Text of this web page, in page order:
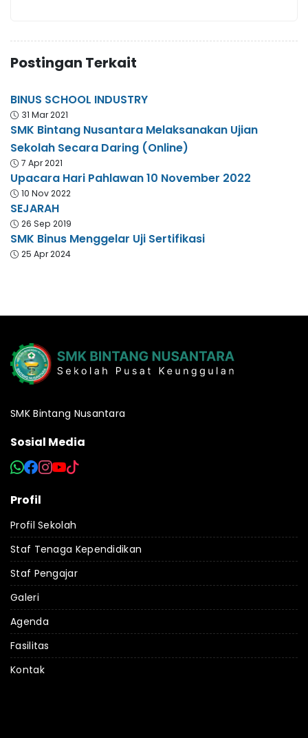
Postingan Terkait
BINUS SCHOOL INDUSTRY
31 Mar 2021
SMK Bintang Nusantara Melaksanakan Ujian
Sekolah Secara Daring (Online)
7 Apr 2021
Upacara Hari Pahlawan 10 November 2022
10 Nov 2022
SEJARAH
26 Sep 2019
SMK Binus Menggelar Uji Sertifikasi
25 Apr 2024
SMK Bintang Nusantara
Sosial Media
Profil
Profil Sekolah
Staf Tenaga Kependidikan
Staf Pengajar
Galeri
Agenda
Fasilitas
Kontak